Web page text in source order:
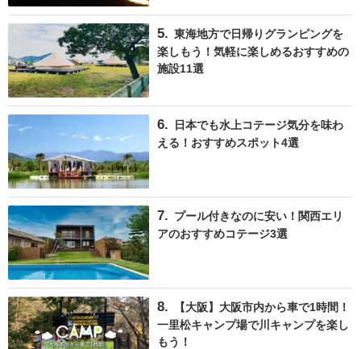
東海地方で日帰りグランピングを
楽しもう！気軽に楽しめるおすすめの
施設11選
日本でも水上コテージ気分を味わ
える！おすすめスポット4選
プール付きなのに安い！関西エリ
アのおすすめコテージ3選
【大阪】大阪市内から車で1時間！
一里松キャンプ場で川キャンプを楽し
もう！